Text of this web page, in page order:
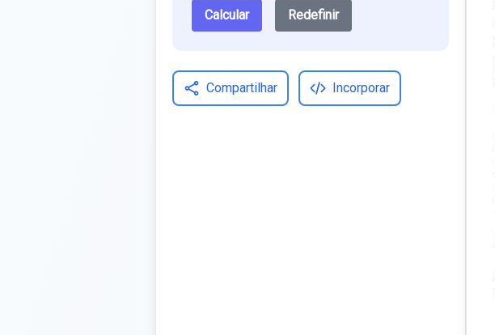
Calcular Redefinir
Compartilhar Incorporar